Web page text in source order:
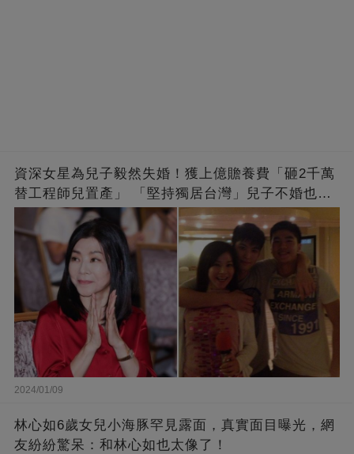
資深女星為兒子毅然失婚！獲上億贍養費「砸2千萬
替工程師兒置產」 「堅持獨居台灣」兒子不婚也支
2024/01/09
林心如6歲女兒小海豚罕見露面，真實面目曝光，網
友紛紛驚呆：和林心如也太像了！